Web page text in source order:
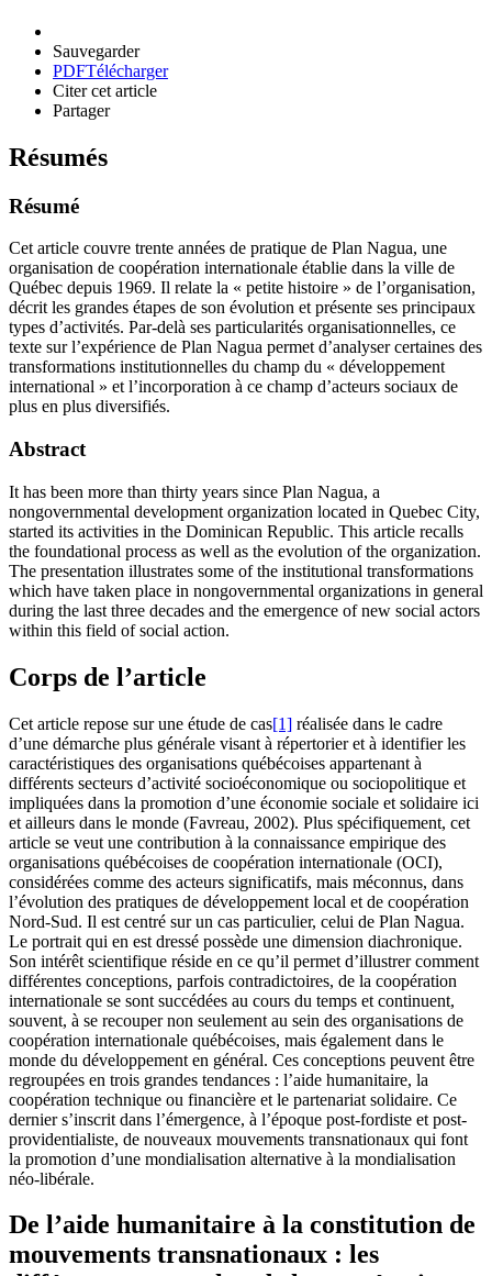
Sauvegarder
PDFTélécharger
Citer cet article
Partager
Résumés
Résumé
Cet article couvre trente années de pratique de Plan Nagua, une
organisation de coopération internationale établie dans la ville de
Québec depuis 1969. Il relate la « petite histoire » de l’organisation,
décrit les grandes étapes de son évolution et présente ses principaux
types d’activités. Par-delà ses particularités organisationnelles, ce
texte sur l’expérience de Plan Nagua permet d’analyser certaines des
transformations institutionnelles du champ du « développement
international » et l’incorporation à ce champ d’acteurs sociaux de
plus en plus diversifiés.
Abstract
It has been more than thirty years since Plan Nagua, a
nongovernmental development organization located in Quebec City,
started its activities in the Dominican Republic. This article recalls
the foundational process as well as the evolution of the organization.
The presentation illustrates some of the institutional transformations
which have taken place in nongovernmental organizations in general
during the last three decades and the emergence of new social actors
within this field of social action.
Corps de l’article
Cet article repose sur une étude de cas[1] réalisée dans le cadre
d’une démarche plus générale visant à répertorier et à identifier les
caractéristiques des organisations québécoises appartenant à
différents secteurs d’activité socioéconomique ou sociopolitique et
impliquées dans la promotion d’une économie sociale et solidaire ici
et ailleurs dans le monde (Favreau, 2002). Plus spécifiquement, cet
article se veut une contribution à la connaissance empirique des
organisations québécoises de coopération internationale (OCI),
considérées comme des acteurs significatifs, mais méconnus, dans
l’évolution des pratiques de développement local et de coopération
Nord-Sud. Il est centré sur un cas particulier, celui de Plan Nagua.
Le portrait qui en est dressé possède une dimension diachronique.
Son intérêt scientifique réside en ce qu’il permet d’illustrer comment
différentes conceptions, parfois contradictoires, de la coopération
internationale se sont succédées au cours du temps et continuent,
souvent, à se recouper non seulement au sein des organisations de
coopération internationale québécoises, mais également dans le
monde du développement en général. Ces conceptions peuvent être
regroupées en trois grandes tendances : l’aide humanitaire, la
coopération technique ou financière et le partenariat solidaire. Ce
dernier s’inscrit dans l’émergence, à l’époque post-fordiste et post-
providentialiste, de nouveaux mouvements transnationaux qui font
la promotion d’une mondialisation alternative à la mondialisation
néo-libérale.
De l’aide humanitaire à la constitution de
mouvements transnationaux : les